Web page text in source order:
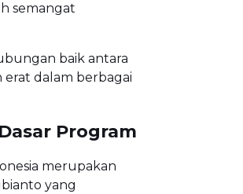
semangat
baik antara
erat dalam berbagai
Program
merupakan
yang